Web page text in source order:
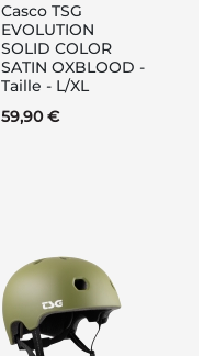
Casco TSG
EVOLUTION
SOLID COLOR
SATIN OXBLOOD -
Taille - L/XL
59,90 €
Aggiungi
al
Carrello